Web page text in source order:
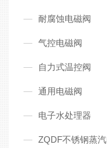
耐腐蚀电磁阀
气控电磁阀
自力式温控阀
通用电磁阀
电子水处理器
ZQDF不锈钢蒸